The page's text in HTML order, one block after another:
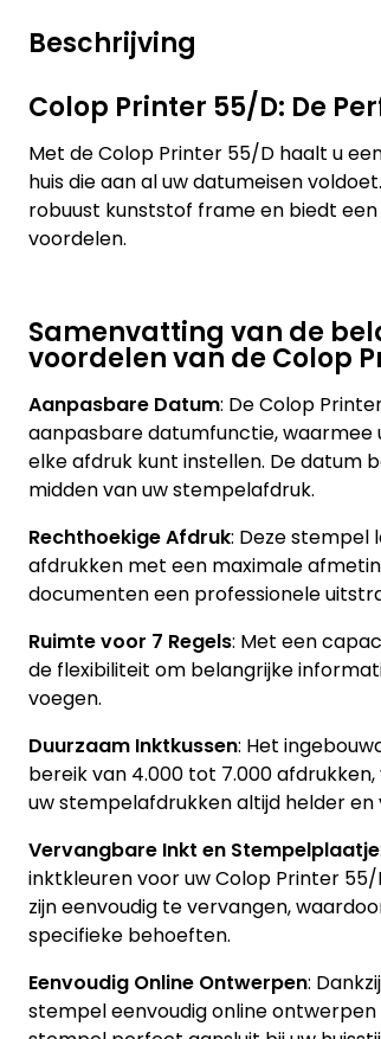
Beschrijving
Colop Printer 55/D: De
Met de Colop Printer 55/D haalt u
huis die aan al uw datumeisen
robuust kunststof frame en biedt
voordelen.
Samenvatting van de
voordelen van de Colop
Aanpasbare Datum: De Colop
aanpasbare datumfunctie,
elke afdruk kunt instellen. De datum
midden van uw stempelafdruk.
Rechthoekige Afdruk: Deze stempel
afdrukken met een maximale
documenten een professionele
Ruimte voor 7 Regels: Met een
de flexibiliteit om belangrijke
voegen.
Duurzaam Inktkussen: Het
bereik van 4.000 tot 7.000
uw stempelafdrukken altijd helder en
Vervangbare Inkt en Stempelplaatje
inktkleuren voor uw Colop Printer
zijn eenvoudig te vervangen,
specifieke behoeften.
Eenvoudig Online Ontwerpen:
stempel eenvoudig online